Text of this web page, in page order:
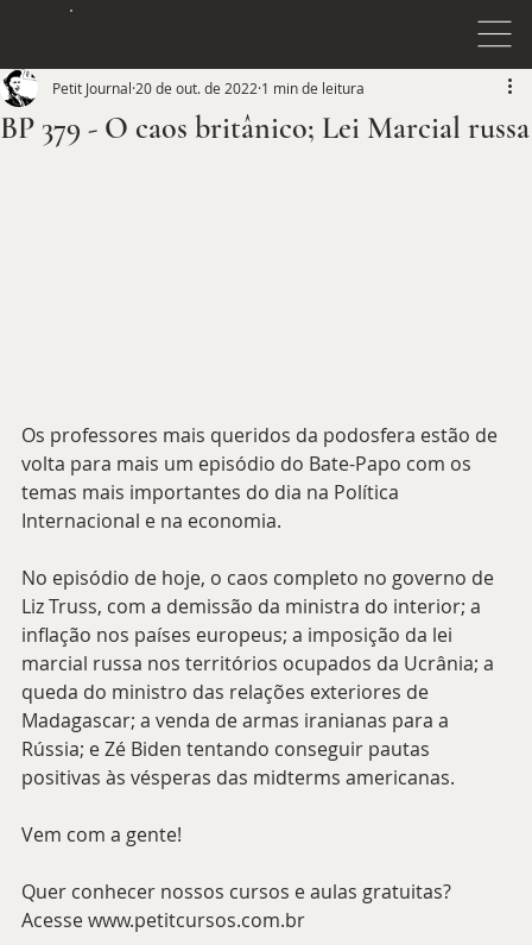
BP 379 - O caos britânico; Lei Marcial russa
Petit Journal 20 de out. de 2022 1 min de leitura
Os professores mais queridos da podosfera estão de
volta para mais um episódio do Bate-Papo com os
temas mais importantes do dia na Política
Internacional e na economia.
No episódio de hoje, o caos completo no governo de
Liz Truss, com a demissão da ministra do interior; a
inflação nos países europeus; a imposição da lei
marcial russa nos territórios ocupados da Ucrânia; a
queda do ministro das relações exteriores de
Madagascar; a venda de armas iranianas para a
Rússia; e Zé Biden tentando conseguir pautas
positivas às vésperas das midterms americanas.
Vem com a gente!
Quer conhecer nossos cursos e aulas gratuitas?
Acesse www.petitcursos.com.br